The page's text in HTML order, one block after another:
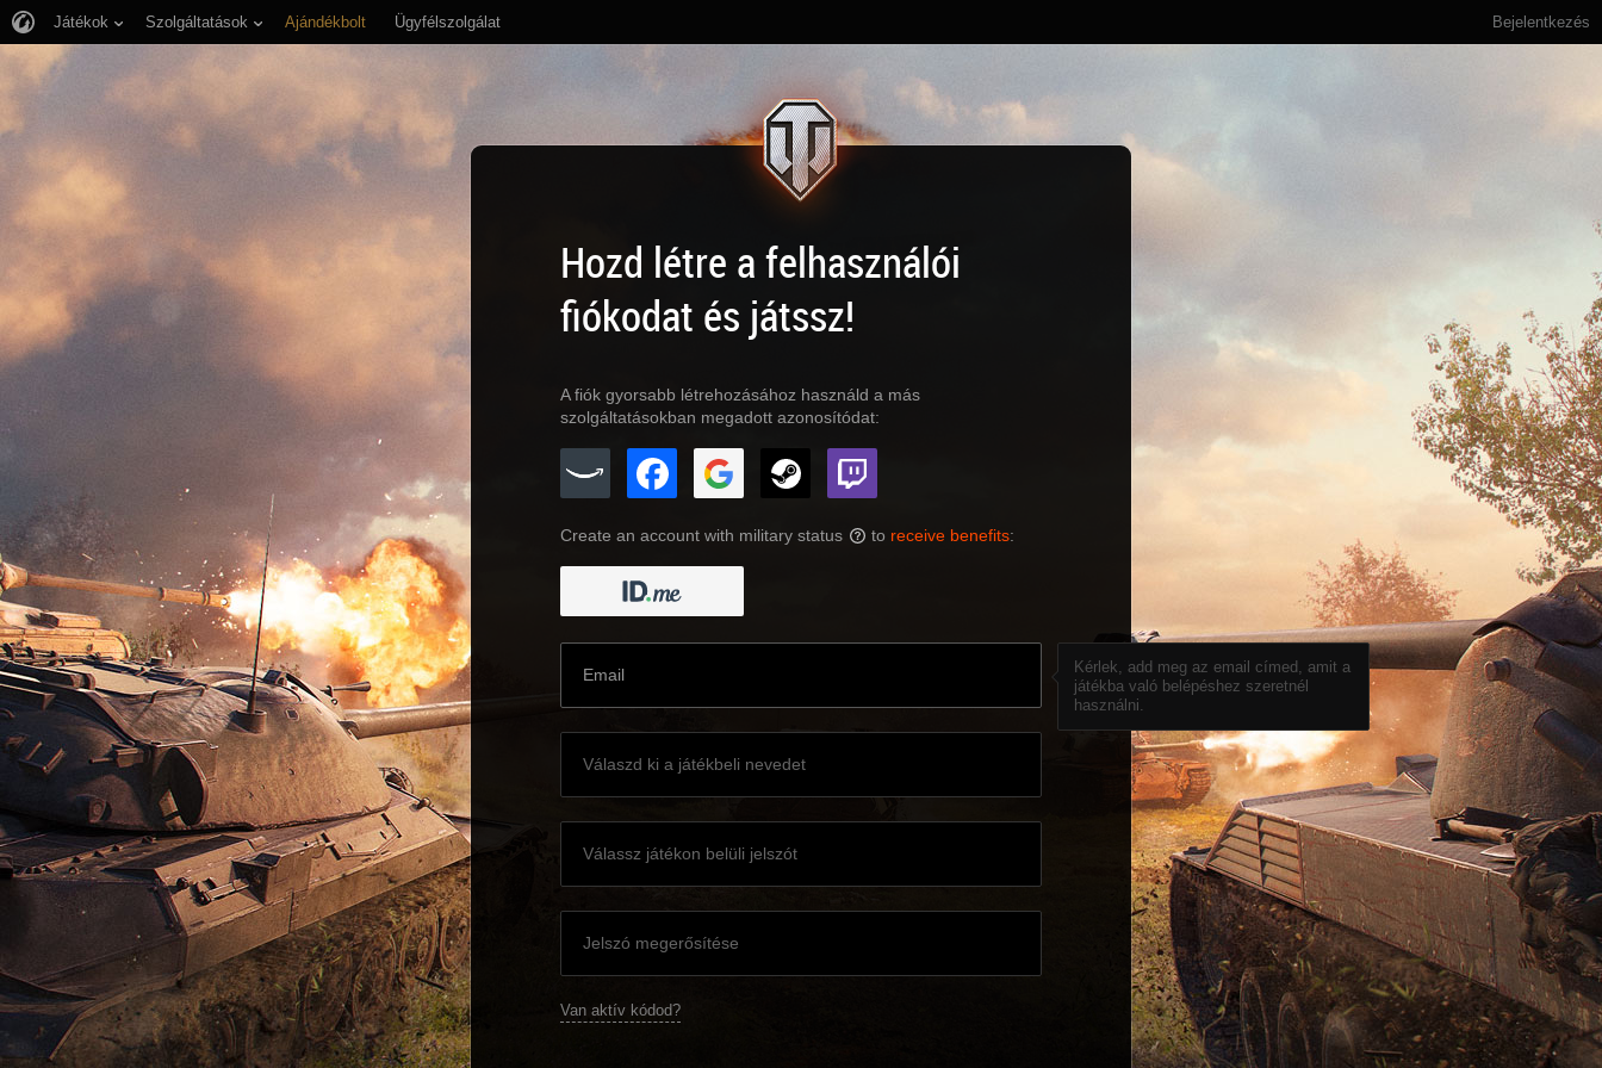
Bejelentkezés
Játékok Szolgáltatások Ajándékbolt Ügyfélszolgálat
Hozd létre a felhasználói
fiókodat és játssz!
A fiók gyorsabb létrehozásához használd a más
szolgáltatásokban megadott azonosítódat:
Create an account with military status ? to receive benefits:
Kérlek, add meg az email címed, amit a
játékba való belépéshez szeretnél
használni.
Van aktív kódod?